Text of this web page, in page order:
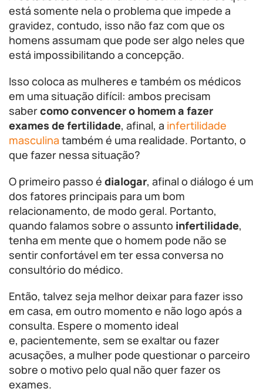
está somente nela o problema que impede a
gravidez, contudo, isso não faz com que os
homens assumam que pode ser algo neles que
está impossibilitando a concepção.
Isso coloca as mulheres e também os médicos
em uma situação difícil: ambos precisam
sabercomo convencer o homem a fazer
exames de fertilidade, afinal, a infertilidade
masculina também é uma realidade. Portanto, o
que fazer nessa situação?
O primeiro passo é dialogar, afinal o diálogo é um
dos fatores principais para um bom
relacionamento, de modo geral. Portanto,
quando falamos sobre o assunto infertilidade,
tenha em mente que o homem pode não se
sentir confortável em ter essa conversa no
consultório do médico.
Então, talvez seja melhor deixar para fazer isso
em casa, em outro momento e não logo após a
consulta. Espere o momento ideal
e, pacientemente, sem se exaltar ou fazer
acusações, a mulher pode questionar o parceiro
sobre o motivo pelo qual não quer fazer os
exames.